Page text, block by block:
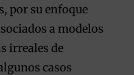
por su enfoque
a modelos
irreales de
casos